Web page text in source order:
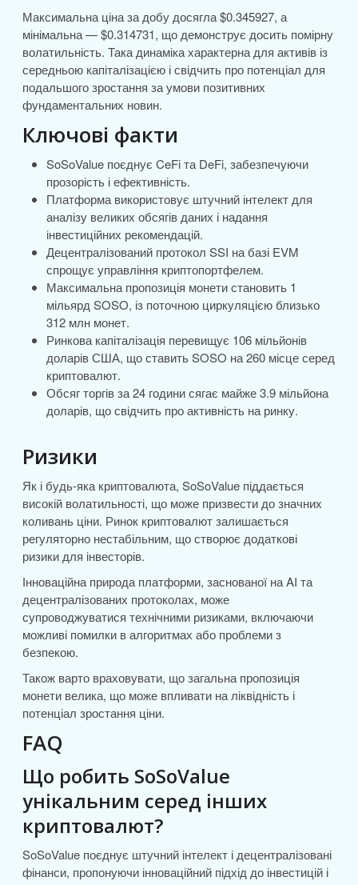
Максимальна ціна за добу досягла $0.345927, а
мінімальна — $0.314731, що демонструє досить помірну
волатильність. Така динаміка характерна для активів із
середньою капіталізацією і свідчить про потенціал для
подальшого зростання за умови позитивних
фундаментальних новин.
Ключові факти
SoSoValue поєднує CeFi та DeFi, забезпечуючи
прозорість і ефективність.
Платформа використовує штучний інтелект для
аналізу великих обсягів даних і надання
інвестиційних рекомендацій.
Децентралізований протокол SSI на базі EVM
спрощує управління криптопортфелем.
Максимальна пропозиція монети становить 1
мільярд SOSO, із поточною циркуляцією близько
312 млн монет.
Ринкова капіталізація перевищує 106 мільйонів
доларів США, що ставить SOSO на 260 місце серед
криптовалют.
Обсяг торгів за 24 години сягає майже 3.9 мільйона
доларів, що свідчить про активність на ринку.
Ризики
Як і будь-яка криптовалюта, SoSoValue піддається
високій волатильності, що може призвести до значних
коливань ціни. Ринок криптовалют залишається
регуляторно нестабільним, що створює додаткові
ризики для інвесторів.
Інноваційна природа платформи, заснованої на AI та
децентралізованих протоколах, може
супроводжуватися технічними ризиками, включаючи
можливі помилки в алгоритмах або проблеми з
безпекою.
Також варто враховувати, що загальна пропозиція
монети велика, що може впливати на ліквідність і
потенціал зростання ціни.
FAQ
Що робить SoSoValue
унікальним серед інших
криптовалют?
SoSoValue поєднує штучний інтелект і децентралізовані
фінанси, пропонуючи інноваційний підхід до інвестицій і